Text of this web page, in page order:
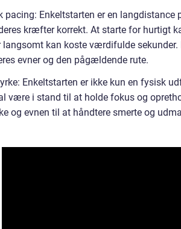
pacing: Enkeltstarten er en
kræfter korrekt. At starte for hurtigt
langsomt kan koste værdifulde
evner og den pågældende rute.
Enkeltstarten er ikke kun en fysisk
være i stand til at holde fokus og
og evnen til at håndtere smerte og